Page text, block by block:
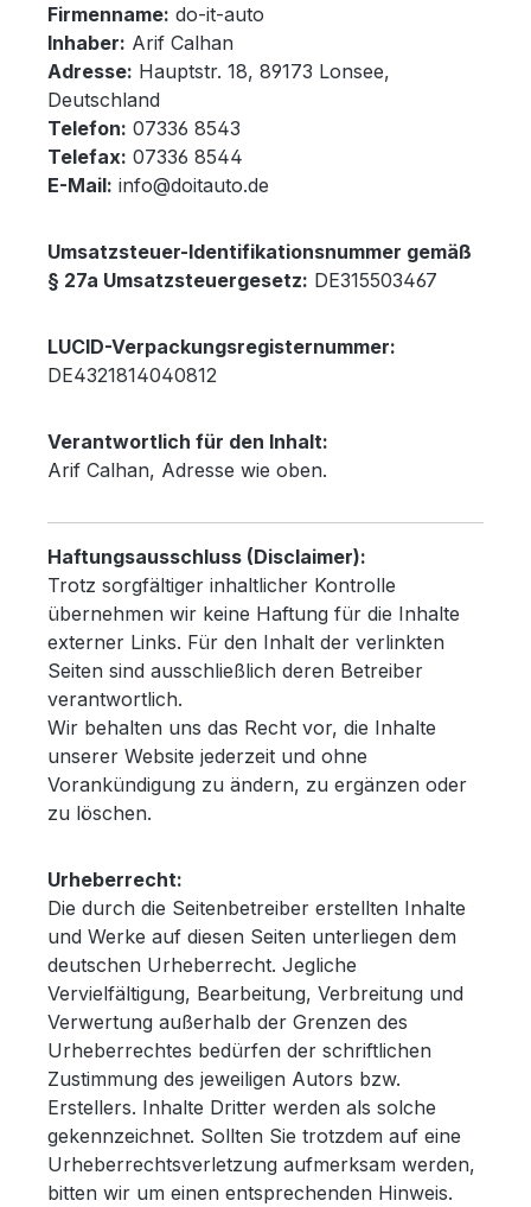
Firmenname: do-it-auto
Inhaber: Arif Calhan
Adresse: Hauptstr. 18, 89173 Lonsee,
Deutschland
Telefon: 07336 8543
Telefax: 07336 8544
E-Mail: info@doitauto.de
Umsatzsteuer-Identifikationsnummer gemäß
§ 27a Umsatzsteuergesetz: DE315503467
LUCID-Verpackungsregisternummer:
DE4321814040812
Verantwortlich für den Inhalt:
Arif Calhan, Adresse wie oben.
Haftungsausschluss (Disclaimer):
Trotz sorgfältiger inhaltlicher Kontrolle
übernehmen wir keine Haftung für die Inhalte
externer Links. Für den Inhalt der verlinkten
Seiten sind ausschließlich deren Betreiber
verantwortlich.
Wir behalten uns das Recht vor, die Inhalte
unserer Website jederzeit und ohne
Vorankündigung zu ändern, zu ergänzen oder
zu löschen.
Urheberrecht:
Die durch die Seitenbetreiber erstellten Inhalte
und Werke auf diesen Seiten unterliegen dem
deutschen Urheberrecht. Jegliche
Vervielfältigung, Bearbeitung, Verbreitung und
Verwertung außerhalb der Grenzen des
Urheberrechtes bedürfen der schriftlichen
Zustimmung des jeweiligen Autors bzw.
Erstellers. Inhalte Dritter werden als solche
gekennzeichnet. Sollten Sie trotzdem auf eine
Urheberrechtsverletzung aufmerksam werden,
bitten wir um einen entsprechenden Hinweis.